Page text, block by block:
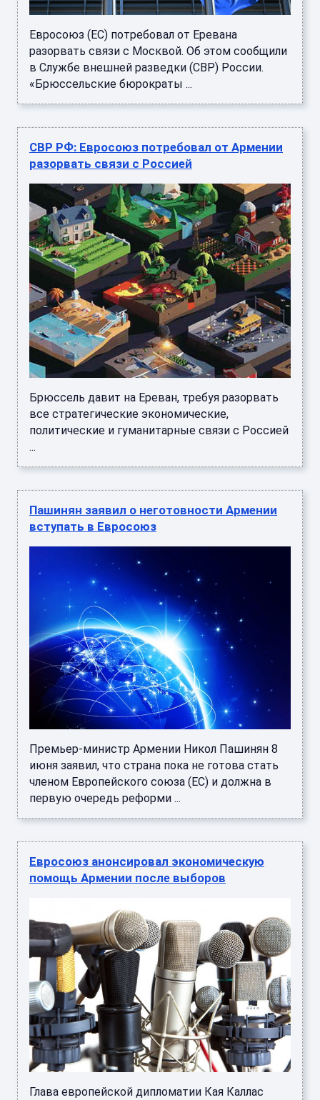
Евросоюз (ЕС) потребовал от Еревана
разорвать связи с Москвой. Об этом сообщили
в Службе внешней разведки (СВР) России.
«Брюссельские бюрократы ...
СВР РФ: Евросоюз потребовал от Армении
разорвать связи с Россией
Брюссель давит на Ереван, требуя разорвать
все стратегические экономические,
политические и гуманитарные связи с Россией
...
Пашинян заявил о неготовности Армении
вступать в Евросоюз
Премьер-министр Армении Никол Пашинян 8
июня заявил, что страна пока не готова стать
членом Европейского союза (ЕС) и должна в
первую очередь реформи ...
Евросоюз анонсировал экономическую
помощь Армении после выборов
Глава европейской дипломатии Кая Каллас